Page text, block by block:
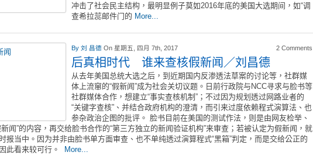
冲击了社会民主结构，最明显例子莫如2016年底的美国大选期间，如“调
查希拉蕊邮件门的 More...
By 刘 昌德 On 星期五, 四月 7th, 2017 2 Comments
后真相时代 谁来查核假新闻／刘昌德
从去年美国总统大选之后，到近期国内反渗透法草案的讨论等，社群媒
体上流窜的“假新闻”成为社会关切议题。日前行政院与NCC寻求与脸书等
社群媒体合作，想建立“事实查核机制”；不过因为规划透过网路业者的
“关键字查核”、并结合政府机构的澄清，而引来过度依赖程式演算法、也
参杂政治企图的批评。 脸书目前在美国的测试作法，则是由网友检举、
闻”的内容，再交给脸书合作的“第三方独立的新闻验证机构”来审查；若被认定为假新闻，就
报当中。因为并非由脸书单方面审查、也不单纯透过演算程式“黑箱”判定，而是交给公正的
此看来较可行。
More...